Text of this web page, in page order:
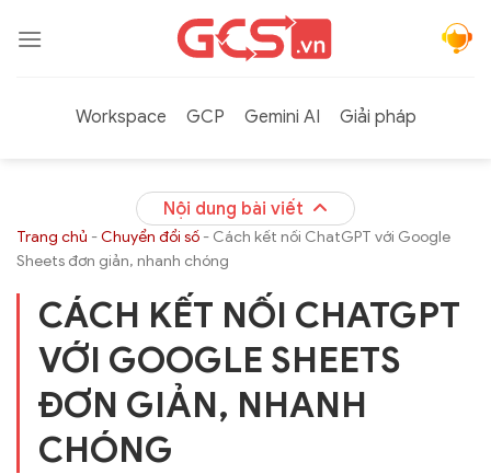
qua
Workspace
GCP Gemini AI Giải pháp
Nội dung bài viết
Trang chủ -Chuyển đổi số - Cách kết nối ChatGPT với Google
Sheets đơn giản, nhanh chóng
CÁCH KẾT NỐI CHATGPT
VỚI GOOGLE SHEETS
ĐƠN GIẢN, NHANH
CHÓNG